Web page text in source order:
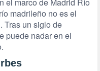
madrileño no es el
Tras un siglo de
puede nadar en el